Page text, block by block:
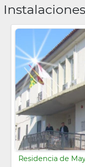
Instalaciones
Residencia de